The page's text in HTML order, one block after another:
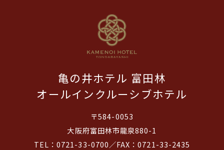
亀の井ホテル 富田林
オールインクルーシブホテル
〒584-0053
大阪府富田林市龍泉880-1
TEL：0721-33-0700／FAX：0721-33-2435